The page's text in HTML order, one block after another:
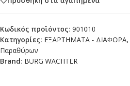
Κωδικός προϊόντος: 901010
Κατηγορίες: ΕΞΑΡΤΗΜΑΤΑ - ΔΙΑΦΟΡΑ,
Παραθύρων
Brand: BURG WACHTER